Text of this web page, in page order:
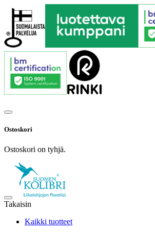
Ostoskori
Ostoskori on tyhjä.
Takaisin
Kaikki tuotteet